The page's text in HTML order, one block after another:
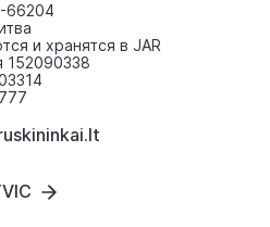
66204
и хранятся в JAR
152090338